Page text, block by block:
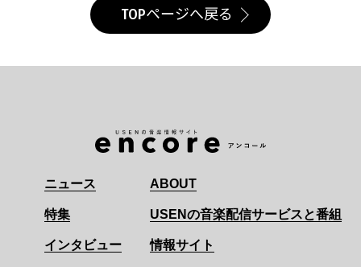
TOPページへ戻る
ニュース
特集
インタビュー
ABOUT
USENの音楽配信サービスと番組
情報サイト